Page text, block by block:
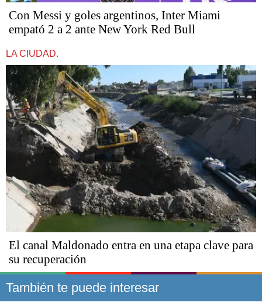
Con Messi y goles argentinos, Inter Miami
empató 2 a 2 ante New York Red Bull
LA CIUDAD.
El canal Maldonado entra en una etapa clave para
su recuperación
También te puede interesar